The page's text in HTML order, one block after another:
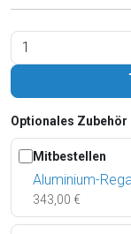
Optionales Zubehör
Mitbestellen
Aluminium-
343,00 €